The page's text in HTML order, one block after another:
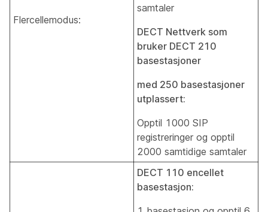
Flercellemodus:
samtaler
DECT Nettverk som
bruker DECT 210
basestasjoner
med 250 basestasjoner
utplassert:
Opptil 1000 SIP
registreringer og opptil
2000 samtidige samtaler
DECT 110 encellet
basestasjon: